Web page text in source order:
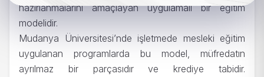
hazırlanmalarını amaçlayan uygulamalı bir eğitim
modelidir.
Mudanya Üniversitesi’nde işletmede mesleki eğitim
uygulanan programlarda bu model, müfredatın
ayrılmaz bir parçasıdır ve krediye tabidir.